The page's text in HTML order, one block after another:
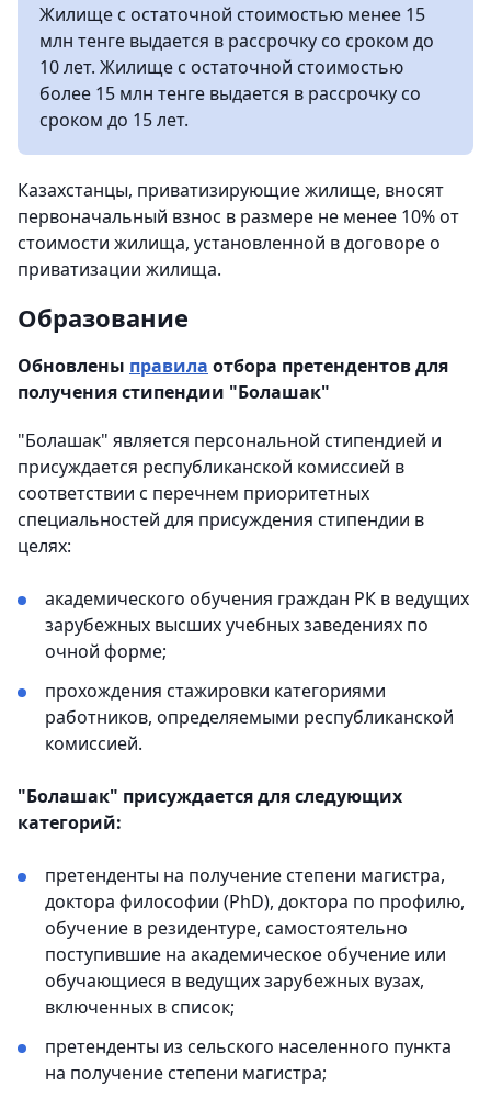
Жилище с остаточной стоимостью менее 15
млн тенге выдается в рассрочку со сроком до
10 лет. Жилище с остаточной стоимостью
более 15 млн тенге выдается в рассрочку со
сроком до 15 лет.
Казахстанцы, приватизирующие жилище, вносят
первоначальный взнос в размере не менее 10% от
стоимости жилища, установленной в договоре о
приватизации жилища.
Образование
Обновлены правила отбора претендентов для
получения стипендии "Болашак"
"Болашак" является персональной стипендией и
присуждается республиканской комиссией в
соответствии с перечнем приоритетных
специальностей для присуждения стипендии в
целях:
академического обучения граждан РК в ведущих
зарубежных высших учебных заведениях по
очной форме;
прохождения стажировки категориями
работников, определяемыми республиканской
комиссией.
"Болашак" присуждается для следующих
категорий:
претенденты на получение степени магистра,
доктора философии (PhD), доктора по профилю,
обучение в резидентуре, самостоятельно
поступившие на академическое обучение или
обучающиеся в ведущих зарубежных вузах,
включенных в список;
претенденты из сельского населенного пункта
на получение степени магистра;